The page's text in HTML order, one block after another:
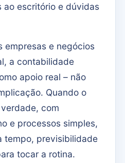
ao escritório e dúvidas
empresas e negócios
a contabilidade
apoio real – não
Quando o
com
e processos simples,
tempo, previsibilidade
tocar a rotina.